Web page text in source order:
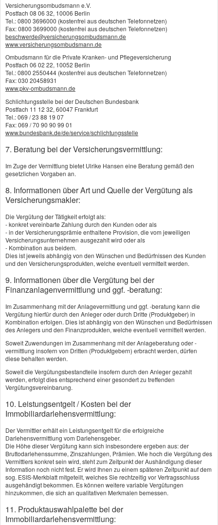
bestmögliche medizinische Versorgung zu
sichern.
Mehr zum Thema:
·Zahnzusatzversicherung
·Krankenhauszusatzversicherung
·Kranken(haus)tagegeld
·Auslandskrankenversicherung
·Pflegezusatzversicherung
·Ambulante Zusatzversicherung
Absicherung
Vergleich und Angebot
Krankenzusatzversicherung
Vorname, Name: *
Geburtsdatum:
Straße, Hausnr.:
PLZ, Ort:
Telefon:
E-Mail: *
Berufliche Tätigkeit:
Berufsgruppe:
Versicherungsombudsmann e.V.
Postfach 08 06 32, 10006 Berlin
Tel.: 0800 3696000 (kostenfrei aus deutschen Telefonnetzen)
Fax: 0800 3699000 (kostenfrei aus deutschen Telefonnetzen)
beschwerde@versicherungsombudsmann.de
www.versicherungsombudsmann.de
Ombudsmann für die Private Kranken- und Pflegeversicherung
Postfach 06 02 22, 10052 Berlin
Tel.: 0800 2550444 (kostenfrei aus deutschen Telefonnetzen)
Fax: 030 20458931
www.pkv-ombudsmann.de
Schlichtungsstelle bei der Deutschen Bundesbank
Postfach 11 12 32, 60047 Frankfurt
Tel.: 069 / 23 88 19 07
Fax: 069 / 70 90 90 99 01
www.bundesbank.de/de/service/schlichtungsstelle
7. Beratung bei der Versicherungsvermittlung:
Im Zuge der Vermittlung bietet Ulrike Hansen eine Beratung gemäß den
gesetzlichen Vorgaben an.
8. Informationen über Art und Quelle der Vergütung als
Versicherungsmakler:
Die Vergütung der Tätigkeit erfolgt als:
- konkret vereinbarte Zahlung durch den Kunden oder als
- in der Versicherungsprämie enthaltene Provision, die vom jeweiligen
Versicherungsunternehmen ausgezahlt wird oder als
- Kombination aus beidem.
Dies ist jeweils abhängig von den Wünschen und Bedürfnissen des Kunden
und den Versicherungsprodukten, welche eventuell vermittelt werden.
9. Informationen über die Vergütung bei der
Finanzanlagenvermittlung und ggf. -beratung:
Im Zusammenhang mit der Anlagevermittlung und ggf. -beratung kann die
Vergütung hierfür durch den Anleger oder durch Dritte (Produktgeber) in
Kombination erfolgen. Dies ist abhängig von den Wünschen und Bedürfnissen
des Anlegers und den Finanzprodukten, welche eventuell vermittelt werden.
Soweit Zuwendungen im Zusammenhang mit der Anlageberatung oder -
vermittlung insofern von Dritten (Produktgebern) erbracht werden, dürfen
diese behalten werden.
Soweit die Vergütungsbestandteile insofern durch den Anleger gezahlt
werden, erfolgt dies entsprechend einer gesondert zu treffenden
Vergütungsvereinbarung.
10. Leistungsentgelt / Kosten bei der
Immobiliardarlehensvermittlung:
Der Vermittler erhält ein Leistungsentgelt für die erfolgreiche
Darlehensvermittlung vom Darlehensgeber.
Die Höhe dieser Vergütung kann sich insbesondere ergeben aus: der
Bruttodarlehenssumme, Zinszahlungen, Prämien. Wie hoch die Vergütung des
Vermittlers konkret sein wird, steht zum Zeitpunkt der Aushändigung dieser
Information noch nicht fest. Er wird Ihnen zu einem späteren Zeitpunkt auf dem
sog. ESIS-Merkblatt mitgeteilt, welches Sie rechtzeitig vor Vertragsschluss
ausgehändigt bekommen. Es können weitere variable Vergütungen
hinzukommen, die sich an qualitativen Merkmalen bemessen.
11. Produktauswahlpalette bei der
Immobiliardarlehensvermittlung: